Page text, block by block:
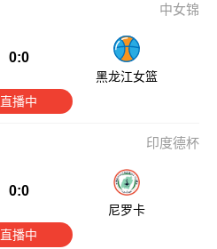
中女锦
0:0
黑龙江女篮
直播中
印度德杯
0:0
尼罗卡
直播中